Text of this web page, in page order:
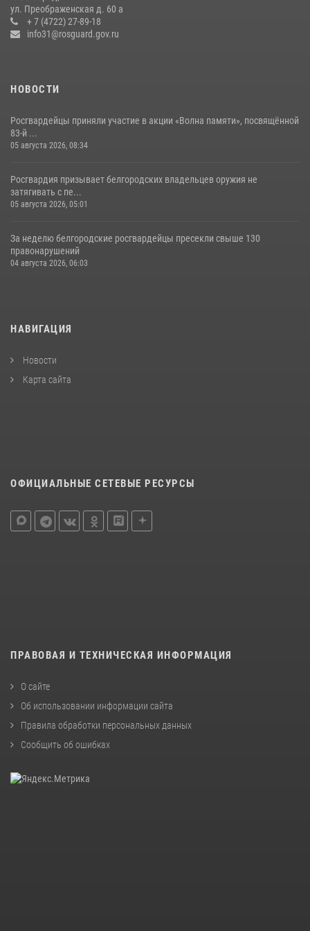
Росгвардейцы провели урок безопасности для воспитанников
Старооскольского военно-патриотического клуба
10 июля 2026, 06:30
ул. Преображенская д. 60 а
+ 7 (4722) 27-89-18
info31@rosguard.gov.ru
НОВОСТИ
Росгвардейцы приняли участие в акции «Волна памяти», посвящённой
83‑й ...
05 августа 2026, 08:34
Росгвардия призывает белгородских владельцев оружия не
затягивать с пе...
05 августа 2026, 05:01
За неделю белгородские росгвардейцы пресекли свыше 130
правонарушений
04 августа 2026, 06:03
НАВИГАЦИЯ
Новости
Карта сайта
ОФИЦИАЛЬНЫЕ СЕТЕВЫЕ РЕСУРСЫ
ПРАВОВАЯ И ТЕХНИЧЕСКАЯ ИНФОРМАЦИЯ
О сайте
Об использовании информации сайта
Правила обработки персональных данных
Сообщить об ошибках